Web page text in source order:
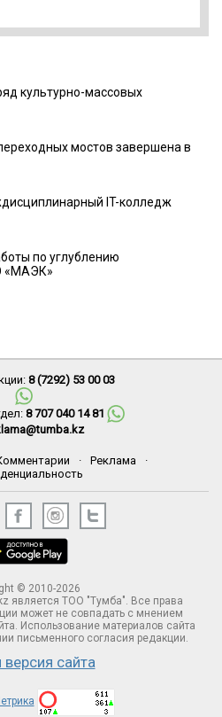
культурно-массовых
мостов завершена в
IT-колледж
по углублению
«МАЭК»
8 (7292) 53 00 03
8 707 040 14 81
· Реклама
·
© 2010-2026
является ТОО "Тумба". Все права
может не совпадать с мнением
Использование материалов сайта
письменного согласия редакции.
версия сайта